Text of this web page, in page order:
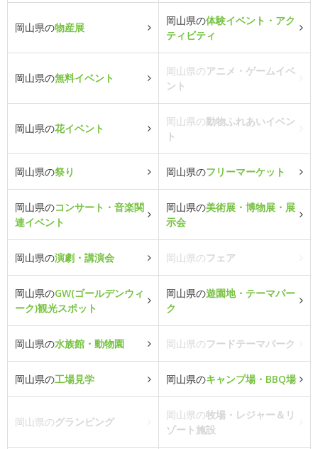
岡山県の物産展
岡山県の体験イベント・アク
ティビティ
岡山県の無料イベント
岡山県のアニメ・ゲームイベ
ント
岡山県の花イベント
岡山県の動物ふれあいイベン
ト
岡山県の祭り 岡山県のフリーマーケット
岡山県のコンサート・音楽関
連イベント
岡山県の美術展・博物展・展
示会
岡山県の演劇・講演会 岡山県のフェア
岡山県のGW(ゴールデンウィ
ーク)観光スポット
岡山県の遊園地・テーマパー
ク
岡山県の水族館・動物園 岡山県のフードテーマパーク
岡山県の工場見学 岡山県のキャンプ場・BBQ場
岡山県のグランピング
岡山県の牧場・レジャー＆リ
ゾート施設